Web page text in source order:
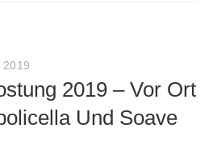
2019
2019 – Vor Ort
Und Soave